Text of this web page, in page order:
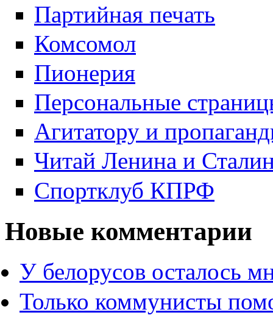
Партийная печать
Комсомол
Пионерия
Персональные
Агитатору и
Читай Ленина и
Спортклуб КПРФ
Новые комментарии
У белорусов осталось
Только коммунисты